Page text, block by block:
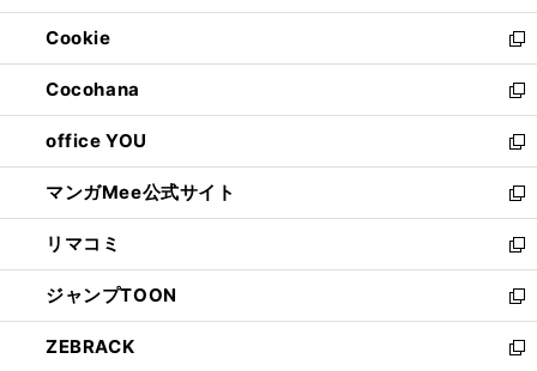
開
く
ウ
で
開
く
ン
ド
ウ
で
開
く
ウ
ィ
ン
ド
ウ
で
開
く
Cookie
新
し
い
ウ
ィ
ン
ド
ウ
で
開
く
Cocohana
新
し
い
ウ
ィ
ン
ド
ウ
で
開
く
office YOU
新
し
い
ウ
ィ
ン
ド
ウ
で
マンガMee公式サイト
新
し
い
ウ
ィ
ン
ド
リマコミ
新
し
い
ウ
ィ
ジャンプTOON
新
し
い
ZEBRACK
新